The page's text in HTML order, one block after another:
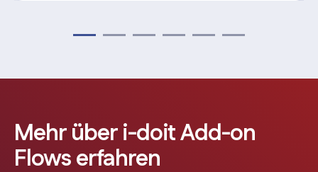
Mehr über i-doit Add-on
Flows erfahren